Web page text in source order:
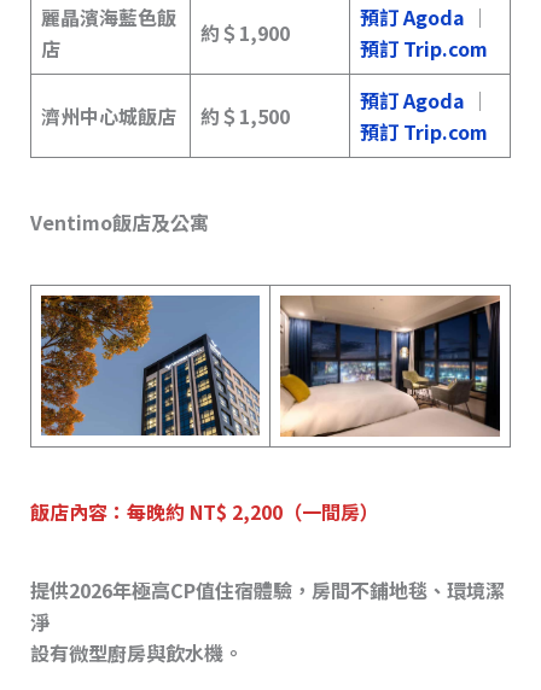
麗晶濱海藍色飯
店
約＄1,900
預訂 Agoda ｜
預訂 Trip.com
濟州中心城飯店 約＄ 1,500
預訂 Agoda ｜
預訂 Trip.com
Ventimo飯店及公寓
飯店內容：每晚約 NT$ 2,200（一間房）
提供2026年極高CP值住宿體驗，房間不鋪地毯、環境潔
淨
設有微型廚房與飲水機。